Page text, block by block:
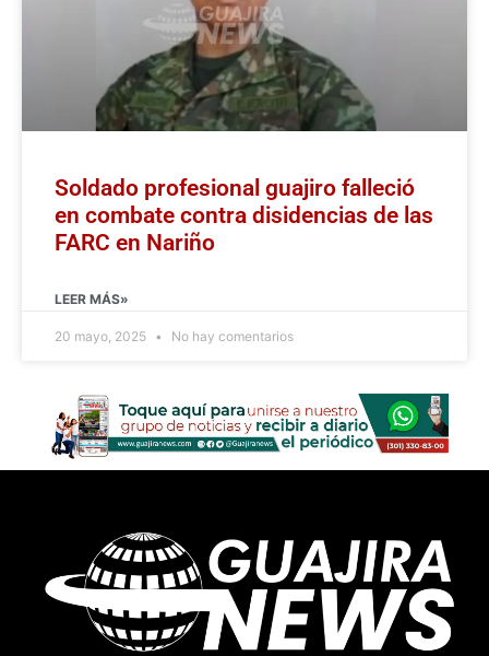
Soldado profesional guajiro falleció
en combate contra disidencias de las
FARC en Nariño
LEER MÁS»
20 mayo, 2025 No hay comentarios